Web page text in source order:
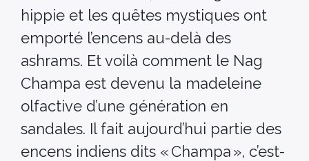
hippie et les quêtes mystiques ont
emporté l’encens au-delà des
ashrams. Et voilà comment le Nag
Champa est devenu la madeleine
olfactive d’une génération en
sandales. Il fait aujourd’hui partie des
encens indiens dits « Champa », c’est-